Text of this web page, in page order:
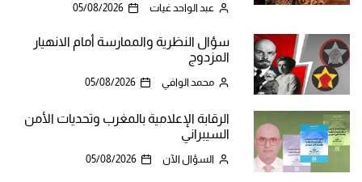
عبد الواحد غيات 05/08/2026
سؤال النظرية والممارسة أمام الانهيار
المزدوج
محمد الوافي 05/08/2026
الرقابة الإعلامية بالمغرب وتحديات الأمن
السيبراني
السؤال الآن 05/08/2026